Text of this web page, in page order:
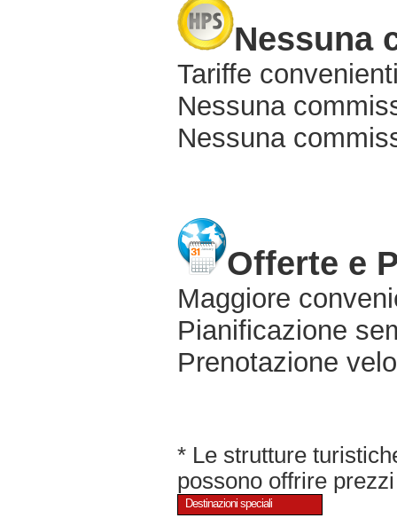
Nessuna
Tariffe
Nessuna
Nessuna
Offerte e
Maggiore
Pianificazione
Prenotazione
* Le strutture
possono offrire
Destinazioni speciali